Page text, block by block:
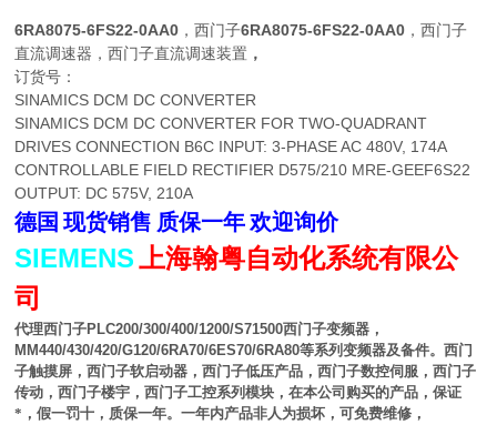
6RA8075-6FS22-0AA0 ，西门子6RA8075-6FS22-0AA0 ，西门子
直流调速器，西门子直流调速装置 ，
订货号：
SINAMICS DCM DC CONVERTER
SINAMICS DCM DC CONVERTER FOR TWO-QUADRANT
DRIVES CONNECTION B6C INPUT: 3-PHASE AC 480V, 174A
CONTROLLABLE FIELD RECTIFIER D575/210 MRE-GEEF6S22
OUTPUT: DC 575V, 210A
德国 现货销售 质保一年 欢迎询价
SIEMENS 上海翰粤自动化系统有限公
司
代理西门子PLC200/300/400/1200/S71500西门子变频器，
MM440/430/420/G120/6RA70/6ES70/6RA80等系列变频器及备件。西门
子触摸屏，西门子软启动器，西门子低压产品，西门子数控伺服，西门子
传动，西门子楼宇，西门子工控系列模块，在本公司购买的产品，保证
*，假一罚十，质保一年。一年内产品非人为损坏，可免费维修，